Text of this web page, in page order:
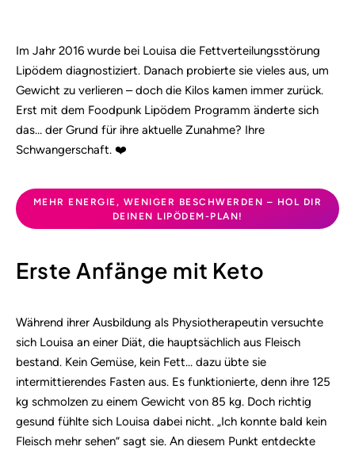
Im Jahr 2016 wurde bei Louisa die Fettverteilungsstörung
Lipödem diagnostiziert. Danach probierte sie vieles aus, um
Gewicht zu verlieren – doch die Kilos kamen immer zurück.
Erst mit dem Foodpunk Lipödem Programm änderte sich
das… der Grund für ihre aktuelle Zunahme? Ihre
Schwangerschaft. ❤️
MEHR ENERGIE, WENIGER BESCHWERDEN – HOL DIR
DEINEN LIPÖDEM-PLAN!
Erste Anfänge mit Keto
Während ihrer Ausbildung als Physiotherapeutin versuchte
sich Louisa an einer Diät, die hauptsächlich aus Fleisch
bestand. Kein Gemüse, kein Fett… dazu übte sie
intermittierendes Fasten aus. Es funktionierte, denn ihre 125
kg schmolzen zu einem Gewicht von 85 kg. Doch richtig
gesund fühlte sich Louisa dabei nicht. „Ich konnte bald kein
Fleisch mehr sehen“ sagt sie. An diesem Punkt entdeckte